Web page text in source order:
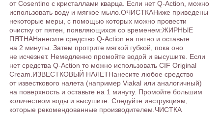
от Сosentino с кристаллами кварца. Если нет Q-Action, можно
использовать воду и мягкое мыло.ОЧИСТКАНиже приведены
некоторые меры, с помощью которых можно провести
очистку от пятен, появляющихся со временем:ЖИРНЫЕ
ПЯТНАНанесите средство Q-Action на пятно и оставьте
на 2 минуты. Затем протрите мягкой губкой, пока оно
не исчезнет. Немедленно промойте водой и высушите. Если
нет средства Q-Action то можно использовать CIF Original
Cream.ИЗВЕСТКОВЫЙ НАЛЕТНанесите любое средство
от известкового налета (например Viakal или аналогичный)
на поверхность и оставьте на 1 минуту. Промойте большим
количеством воды и высушите. Следуйте инструкциям,
которые рекомендованные производителем.ЧИСТКА